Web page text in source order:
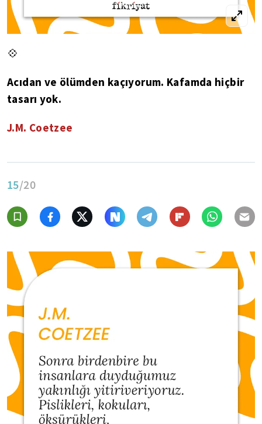
💠
Acıdan ve ölümden kaçıyorum. Kafamda hiçbir
tasarı yok.
J.M. Coetzee
15/20